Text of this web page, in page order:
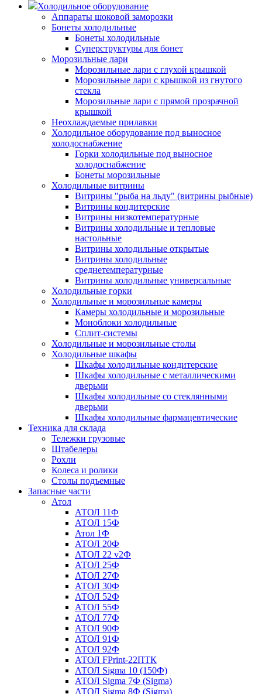
Холодильное оборудование
Аппараты шоковой заморозки
Бонеты холодильные
Бонеты холодильные
Суперструктуры для бонет
Морозильные лари
Морозильные лари с глухой крышкой
Морозильные лари с крышкой из гнутого
стекла
Морозильные лари с прямой прозрачной
крышкой
Неохлаждаемые прилавки
Холодильное оборудование под выносное
холодоснабжение
Горки холодильные под выносное
холодоснабжение
Бонеты морозильные
Холодильные витрины
Витрины "рыба на льду" (витрины рыбные)
Витрины кондитерские
Витрины низкотемпературные
Витрины холодильные и тепловые
настольные
Витрины холодильные открытые
Витрины холодильные
среднетемпературные
Витрины холодильные универсальные
Холодильные горки
Холодильные и морозильные камеры
Камеры холодильные и морозильные
Моноблоки холодильные
Сплит-системы
Холодильные и морозильные столы
Холодильные шкафы
Шкафы холодильные кондитерские
Шкафы холодильные с металлическими
дверьми
Шкафы холодильные со стеклянными
дверьми
Шкафы холодильные фармацевтические
Техника для склада
Тележки грузовые
Штабелеры
Рохли
Колеса и ролики
Столы подъемные
Запасные части
Атол
АТОЛ 11Ф
АТОЛ 15Ф
Атол 1Ф
АТОЛ 20Ф
АТОЛ 22 v2Ф
АТОЛ 25Ф
АТОЛ 27Ф
АТОЛ 30Ф
АТОЛ 52Ф
АТОЛ 55Ф
АТОЛ 77Ф
АТОЛ 90Ф
АТОЛ 91Ф
АТОЛ 92Ф
АТОЛ FPrint-22ПТК
АТОЛ Sigma 10 (150Ф)
АТОЛ Sigma 7Ф (Sigma)
АТОЛ Sigma 8Ф (Sigma)